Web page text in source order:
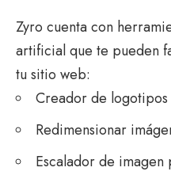
Zyro cuenta con
artificial que te pueden
tu sitio web:
Creador de logotipos
Redimensionar
Escalador de imagen